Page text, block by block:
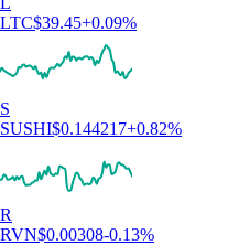
LTC$39.45+0.09%
S
SUSHI$0.144217+0.82%
R
RVN$0.00308-0.13%